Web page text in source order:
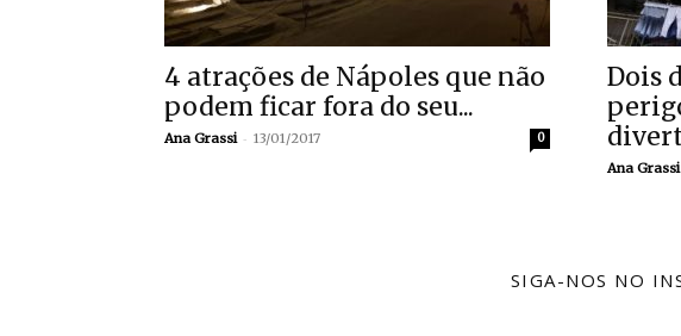
4 atrações de Nápoles que não
podem ficar fora do seu...
Ana Grassi - 13/01/2017 0
Dois
Ana Grassi
SIGA-NOS NO